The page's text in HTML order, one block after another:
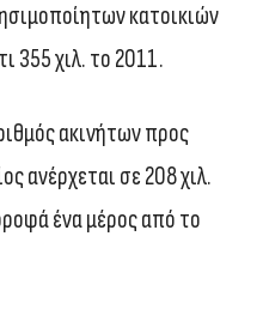
κατοικιών
355 χιλ. το 2011.
ακινήτων προς
ανέρχεται σε 208 χιλ.
ένα μέρος από το